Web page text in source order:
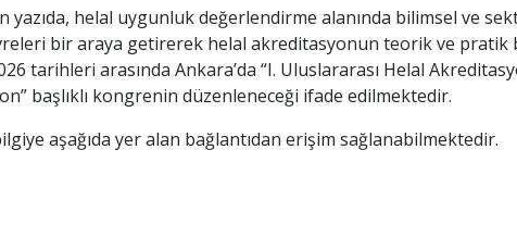
yazıda, helal uygunluk değerlendirme alanında bilimsel ve
bir araya getirerek helal akreditasyonun teorik ve pratik
tarihleri arasında Ankara’da “I. Uluslararası Helal
başlıklı kongrenin düzenleneceği ifade edilmektedir.
aşağıda yer alan bağlantıdan erişim sağlanabilmektedir.